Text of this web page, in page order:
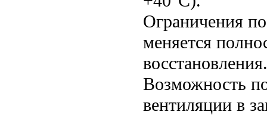
Ограничения
меняется
восстановления.
Возможность
вентиляции в